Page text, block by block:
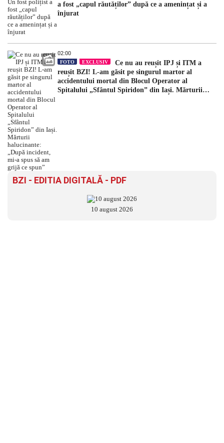
a fost „capul răutăților” după ce a amenințat și a
înjurat
02:00
FOTO EXCLUSIV
Ce nu au reușit IPJ și ITM a
reușit BZI! L-am găsit pe singurul martor al
accidentului mortal din Blocul Operator al
Spitalului „Sfântul Spiridon” din Iași. Mărturii
BZI - EDITIA DIGITALĂ - PDF
10 august 2026